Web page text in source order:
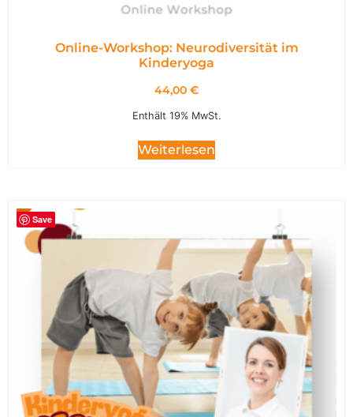
Online-Workshop: Neurodiversität im
Kinderyoga
44,00 €
Enthält 19% MwSt.
Weiterlesen
Save